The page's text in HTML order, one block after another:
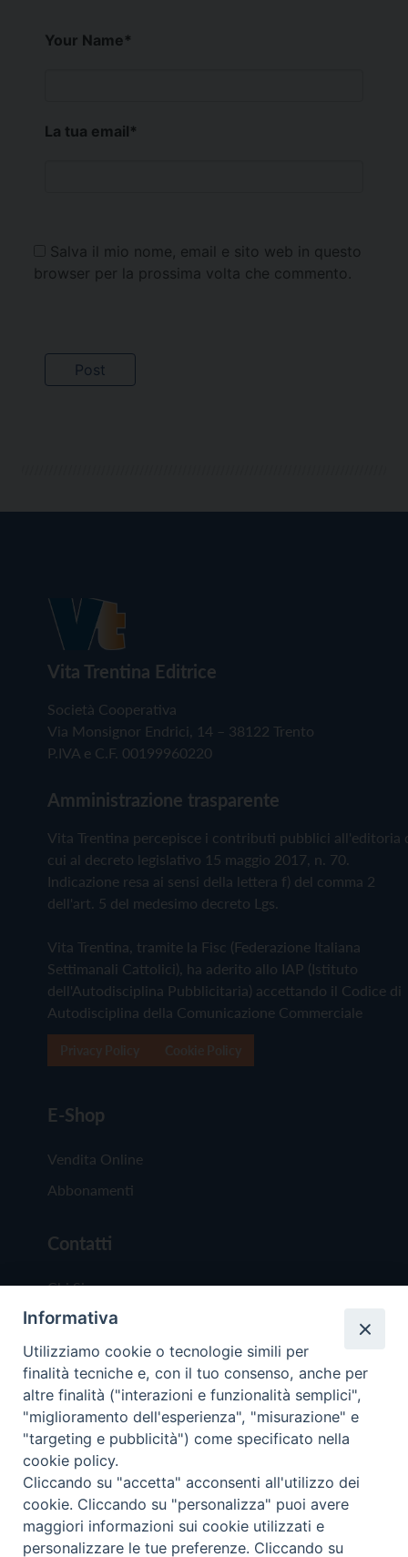
Your Name*
La tua email*
Salva il mio nome, email e sito web in questo
browser per la prossima volta che commento.
Vita Trentina Editrice
Società Cooperativa
Via Monsignor Endrici, 14 – 38122 Trento
P.IVA e C.F. 00199960220
Amministrazione trasparente
Vita Trentina percepisce i contributi pubblici all'editoria
cui al decreto legislativo 15 maggio 2017, n. 70.
Indicazione resa ai sensi della lettera f) del comma 2
dell'art. 5 del medesimo decreto Lgs.
Vita Trentina, tramite la Fisc (Federazione Italiana
Settimanali Cattolici), ha aderito allo IAP (Istituto
dell'Autodisciplina Pubblicitaria) accettando il Codice di
Autodisciplina della Comunicazione Commerciale
E-Shop
Vendita Online
Abbonamenti
Contatti
Chi Siamo
Redazione
Scrivici
Copyright © 2019 - Tutti i diritti riservati - Vita
Trentina Editrice
Privacy Policy
Informativa
Utilizziamo cookie o tecnologie simili per
finalità tecniche e, con il tuo consenso, anche per
altre finalità ("interazioni e funzionalità semplici",
"miglioramento dell'esperienza", "misurazione" e
"targeting e pubblicità") come specificato nella
cookie policy.
Cliccando su "accetta" acconsenti all'utilizzo dei
cookie. Cliccando su "personalizza" puoi avere
maggiori informazioni sui cookie utilizzati e
personalizzare le tue preferenze. Cliccando su